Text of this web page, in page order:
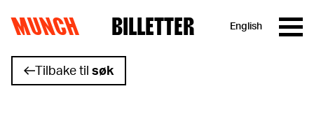
Hopp til innhold
MUNCH BILLETTER English
Tilbake til søk